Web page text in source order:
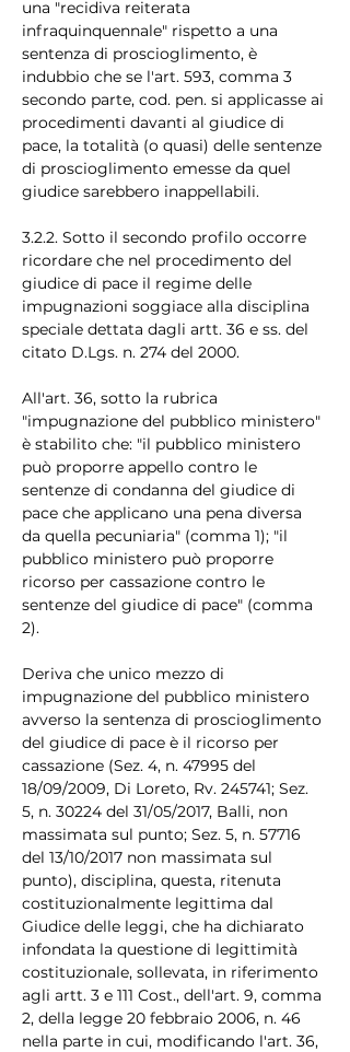
una "recidiva reiterata
infraquinquennale" rispetto a una
sentenza di proscioglimento, è
indubbio che se l'art. 593, comma 3
secondo parte, cod. pen. si applicasse ai
procedimenti davanti al giudice di
pace, la totalità (o quasi) delle sentenze
di proscioglimento emesse da quel
giudice sarebbero inappellabili.
3.2.2. Sotto il secondo profilo occorre
ricordare che nel procedimento del
giudice di pace il regime delle
impugnazioni soggiace alla disciplina
speciale dettata dagli artt. 36 e ss. del
citato D.Lgs. n. 274 del 2000.
All'art. 36, sotto la rubrica
"impugnazione del pubblico ministero"
è stabilito che: "il pubblico ministero
può proporre appello contro le
sentenze di condanna del giudice di
pace che applicano una pena diversa
da quella pecuniaria" (comma 1); "il
pubblico ministero può proporre
ricorso per cassazione contro le
sentenze del giudice di pace" (comma
2).
Deriva che unico mezzo di
impugnazione del pubblico ministero
avverso la sentenza di proscioglimento
del giudice di pace è il ricorso per
cassazione (Sez. 4, n. 47995 del
18/09/2009, Di Loreto, Rv. 245741; Sez.
5, n. 30224 del 31/05/2017, Balli, non
massimata sul punto; Sez. 5, n. 57716
del 13/10/2017 non massimata sul
punto), disciplina, questa, ritenuta
costituzionalmente legittima dal
Giudice delle leggi, che ha dichiarato
infondata la questione di legittimità
costituzionale, sollevata, in riferimento
agli artt. 3 e 111 Cost., dell'art. 9, comma
2, della legge 20 febbraio 2006, n. 46
nella parte in cui, modificando l'art. 36,